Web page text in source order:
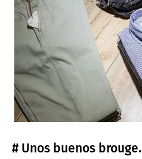
# Unos buenos brouge.